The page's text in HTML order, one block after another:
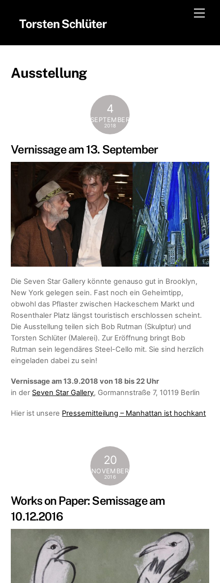
contentTorsten Schlüter
Ausstellung
4
SEPTEMBER
2018
Vernissage am 13. September
Die Seven Star Gallery könnte genauso gut in Brooklyn,
New York gelegen sein. Fast noch ein Geheimtipp,
obwohl das Pflaster zwischen Hackeschem Markt und
Rosenthaler Platz längst touristisch erschlossen scheint.
Die Ausstellung teilen sich Bob Rutman (Skulptur) und
Torsten Schlüter (Malerei). Zur Eröffnung bringt Bob
Rutman sein legendäres Steel-Cello mit. Sie sind herzlich
eingeladen dabei zu sein!
Vernissage am 13.9.2018 von 18 bis 22 Uhr
in der Seven Star Gallery, Gormannstraße 7, 10119 Berlin
Hier ist unsere Pressemitteilung – Manhattan ist hochkant
20
NOVEMBER
2016
Works on Paper: Semissage am
10.12.2016